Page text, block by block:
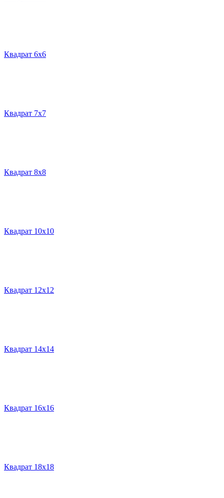
Квадрат 6х6
Квадрат 7х7
Квадрат 8х8
Квадрат 10х10
Квадрат 12х12
Квадрат 14х14
Квадрат 16х16
Квадрат 18х18